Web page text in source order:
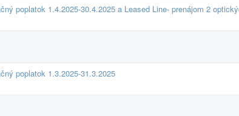
poplatok 1.4.2025-30.4.2025 a Leased Line- prenájom 2
poplatok 1.3.2025-31.3.2025